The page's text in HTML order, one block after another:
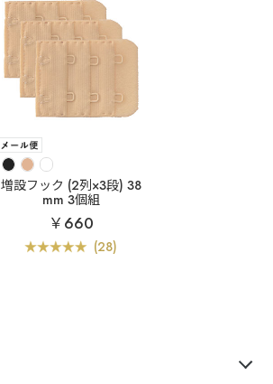
増設フック (2列×3段) 38
mm 3個組
￥660
(28)